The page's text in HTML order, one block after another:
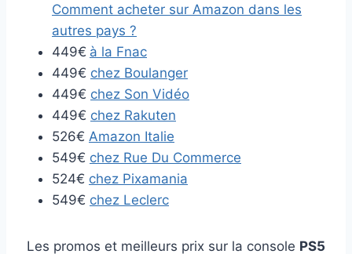
Comment acheter sur Amazon dans les
autres pays ?
449€ à la Fnac
449€ chez Boulanger
449€ chez Son Vidéo
449€ chez Rakuten
526€ Amazon Italie
549€ chez Rue Du Commerce
524€ chez Pixamania
549€ chez Leclerc
Les promos et meilleurs prix sur la console PS5